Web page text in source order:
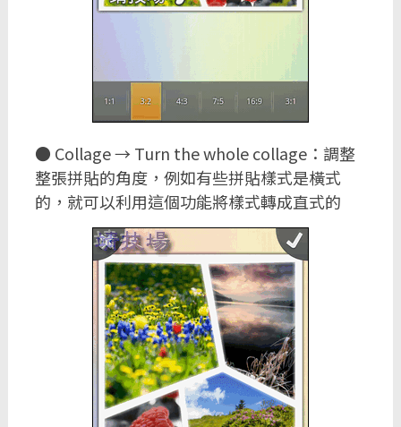
● Collage → Turn the whole collage：調整
整張拼貼的角度，例如有些拼貼樣式是橫式
的，就可以利用這個功能將樣式轉成直式的